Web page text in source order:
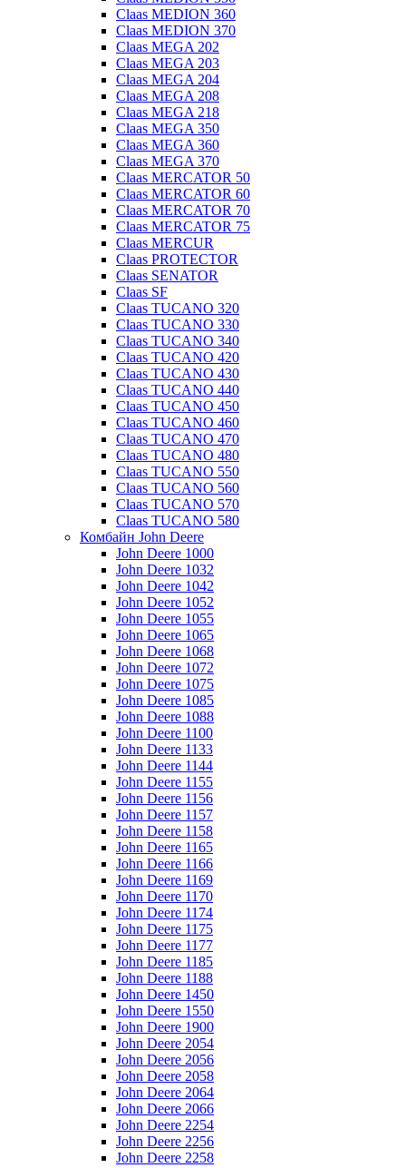
Claas MEDION 360
Claas MEDION 370
Claas MEGA 202
Claas MEGA 203
Claas MEGA 204
Claas MEGA 208
Claas MEGA 218
Claas MEGA 350
Claas MEGA 360
Claas MEGA 370
Claas MERCATOR 50
Claas MERCATOR 60
Claas MERCATOR 70
Claas MERCATOR 75
Claas MERCUR
Claas PROTECTOR
Claas SENATOR
Claas SF
Claas TUCANO 320
Claas TUCANO 330
Claas TUCANO 340
Claas TUCANO 420
Claas TUCANO 430
Claas TUCANO 440
Claas TUCANO 450
Claas TUCANO 460
Claas TUCANO 470
Claas TUCANO 480
Claas TUCANO 550
Claas TUCANO 560
Claas TUCANO 570
Claas TUCANO 580
Комбайн John Deere
John Deere 1000
John Deere 1032
John Deere 1042
John Deere 1052
John Deere 1055
John Deere 1065
John Deere 1068
John Deere 1072
John Deere 1075
John Deere 1085
John Deere 1088
John Deere 1100
John Deere 1133
John Deere 1144
John Deere 1155
John Deere 1156
John Deere 1157
John Deere 1158
John Deere 1165
John Deere 1166
John Deere 1169
John Deere 1170
John Deere 1174
John Deere 1175
John Deere 1177
John Deere 1185
John Deere 1188
John Deere 1450
John Deere 1550
John Deere 1900
John Deere 2054
John Deere 2056
John Deere 2058
John Deere 2064
John Deere 2066
John Deere 2254
John Deere 2256
John Deere 2258